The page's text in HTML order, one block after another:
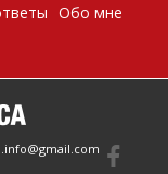
Обо мне